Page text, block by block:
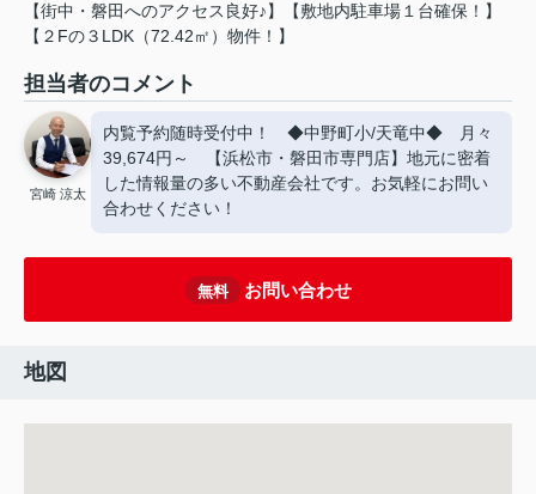
【街中・磐田へのアクセス良好♪】【敷地内駐車場１台確保！】
【２Fの３LDK（72.42㎡）物件！】
担当者のコメント
宮崎 涼太
内覧予約随時受付中！ ◆中野町小/天竜中◆ 月々
39,674円～ 【浜松市・磐田市専門店】地元に密着
した情報量の多い不動産会社です。お気軽にお問い
合わせください！
無料 お問い合わせ
地図